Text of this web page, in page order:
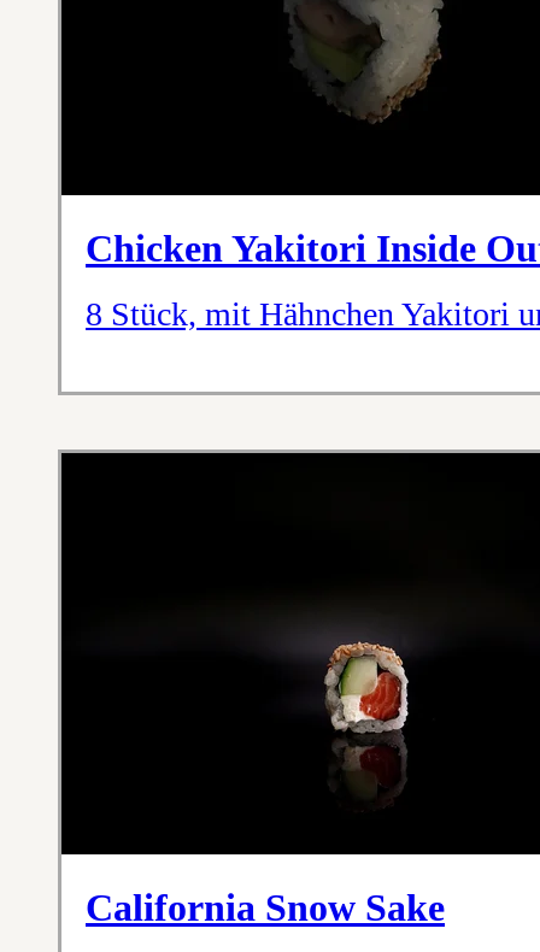
Chicken Yakitori Inside
8 Stück, mit Hähnchen Yakitori
California Snow Sake